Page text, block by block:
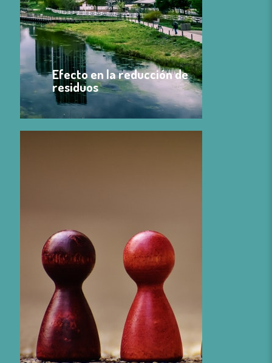
Efecto en la reducción de
residuos